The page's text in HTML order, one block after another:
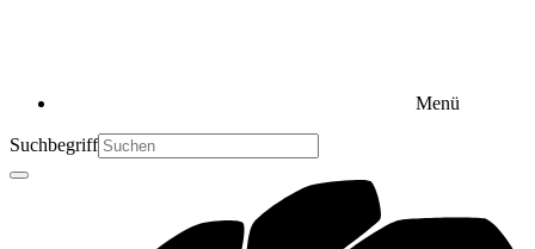
Menü
Suchbegriff